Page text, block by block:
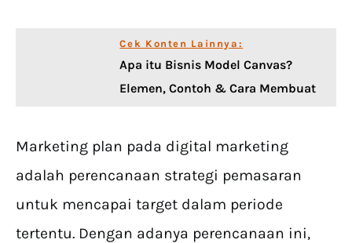
Cek Konten Lainnya:
Apa itu Bisnis Model Canvas?
Elemen, Contoh & Cara Membuat
Marketing plan pada digital marketing
adalah perencanaan strategi pemasaran
untuk mencapai target dalam periode
tertentu. Dengan adanya perencanaan ini,